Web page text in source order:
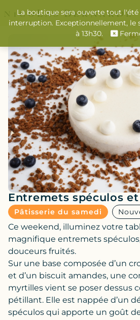
Entremets spéculos
Pâtisserie du samedi
Ce weekend, illuminez votre
magnifique entremets
douceurs fruités.
Sur une base composée d’un
et d’un biscuit amandes, une
myrtilles vient se poser dessus
pétillant. Elle est nappée d’un
spéculos qui apporte un goût
La boutique sera ouverte tout l'été
interruption. Exceptionnellement, le
à 13h30.